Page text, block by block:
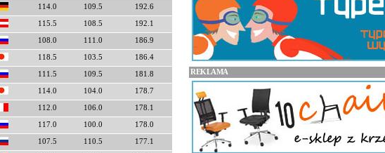
114.0 109.5 192.6
115.5 108.5 192.1
108.0 111.0 186.9
118.5 103.5 186.4
111.5 109.5 181.8
114.0 104.0 178.7
112.0 106.0 178.1
117.0 100.0 178.0
107.5 110.5 177.1
REKLAMA